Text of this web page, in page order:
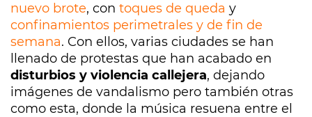
nuevo brote, con toques de queda y
confinamientos perimetrales y de fin de
semana. Con ellos, varias ciudades se han
llenado de protestas que han acabado en
disturbios y violencia callejera, dejando
imágenes de vandalismo pero también otras
como esta, donde la música resuena entre el